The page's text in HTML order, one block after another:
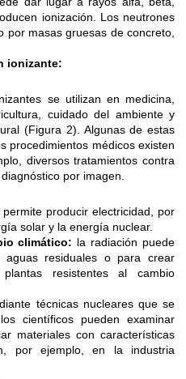
ionización. Los neutrones
por masas gruesas de concreto,
ionizante:
se utilizan en medicina,
cuidado del ambiente y
(Figura 2). Algunas de estas
procedimientos médicos existen
diversos tratamientos contra
por imagen.
producir electricidad, por
solar y la energía nuclear.
climático: la radiación puede
aguas residuales o para crear
resistentes al cambio
técnicas nucleares que se
científicos pueden examinar
materiales con características
por ejemplo, en la industria